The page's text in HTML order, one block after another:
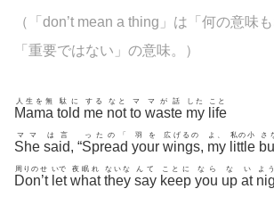
（「don’t mean a thing」は「何の意味
「重要ではない」の意味。）
Mama
人生を無
told
駄に
me
する
not
なと
to
マ
waste
マが話
my
した
life
こと
She
ママ
said
は言
, “Spread
ったの「
your
羽を
wings
広げるの
, my
よ、
little
私の小 さ
Don’t
周りのせ
let
いで
what
夜眠れ
they
ないな
say
んて
keep
ことに
you
なら
up
な
at
い よ